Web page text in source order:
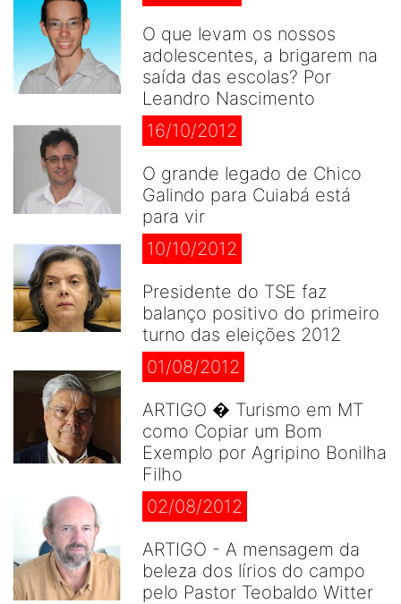
O que levam os nossos
adolescentes, a brigarem na
saída das escolas? Por
Leandro Nascimento
16/10/2012
O grande legado de Chico
Galindo para Cuiabá está
para vir
10/10/2012
Presidente do TSE faz
balanço positivo do primeiro
turno das eleições 2012
01/08/2012
ARTIGO � Turismo em MT
como Copiar um Bom
Exemplo por Agripino Bonilha
Filho
02/08/2012
ARTIGO - A mensagem da
beleza dos lírios do campo
pelo Pastor Teobaldo Witter